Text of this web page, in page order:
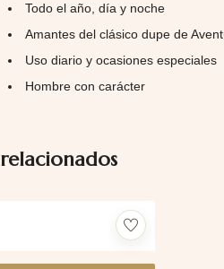
Todo el año, día y noche
Amantes del clásico dupe de
Uso diario y ocasiones especiales
Hombre con carácter
relacionados